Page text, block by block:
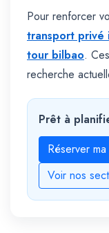
Pour renforcer
transport privé
tour bilbao.
recherche
Prêt à
Réserver
Voir nos